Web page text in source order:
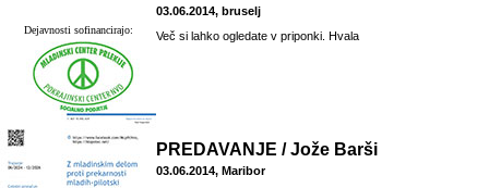
Dejavnosti sofinancirajo:
03.06.2014, bruselj
Več si lahko ogledate v priponki. Hvala
PREDAVANJE / Jože Barši
03.06.2014, Maribor